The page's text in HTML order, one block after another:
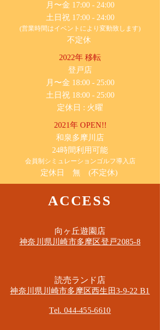
月〜金 17:00 - 24:00
土日祝 17:00 - 24:00
(営業時間はイベントにより変動致します)
不定休
2022年 移転
​登戸店
月〜金 18:00 - 25:00
土日祝 18:00 - 25:00
​定休日 : 火曜
2021年 OPEN!!
​和泉多摩川店
24時間利用可能
​会員制シミュレーションゴルフ導入店
定休日 無 (不定休)
ACCESS
​向ヶ丘遊園店
神奈川県川崎市多摩区​登戸2085-8
​読売ランド店
神奈川県川崎市多摩区​西生田3-9-22 B1
Tel. 044-455-6610